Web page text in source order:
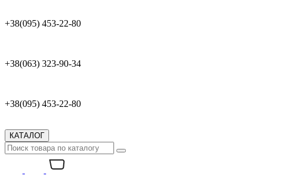
+38(095) 453-22-80
+38(063) 323-90-34
+38(095) 453-22-80
КАТАЛОГ